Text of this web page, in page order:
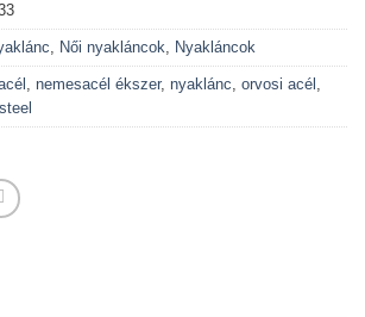
, Női nyakláncok, Nyakláncok
, nemesacél ékszer, nyaklánc, orvosi acél ,